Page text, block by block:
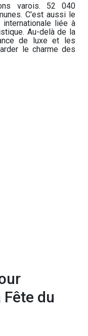
varois. 52 040
C'est aussi le
liée à
Au-delà de la
de luxe et les
le charme des
Fête du